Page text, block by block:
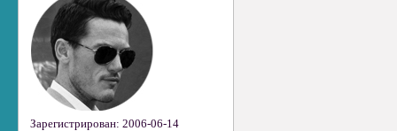
Зарегистрирован: 2006-06-14